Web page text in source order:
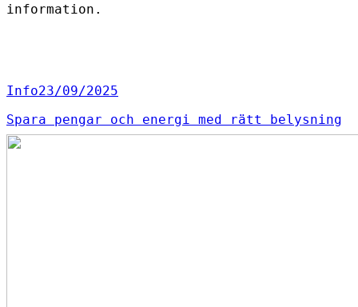
information.
Info23/09/2025
Spara pengar och energi med rätt belysning